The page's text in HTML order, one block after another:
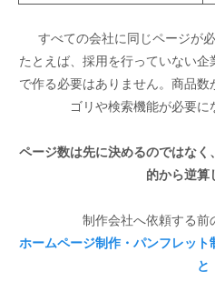
すべての会社に同じページが
たとえば、採用を行っていない
で作る必要はありません。商品
ゴリや検索機能が必要に
ページ数は先に決めるのではなく
的から逆算
制作会社へ依頼する前
ホームページ制作・パンフレット
と